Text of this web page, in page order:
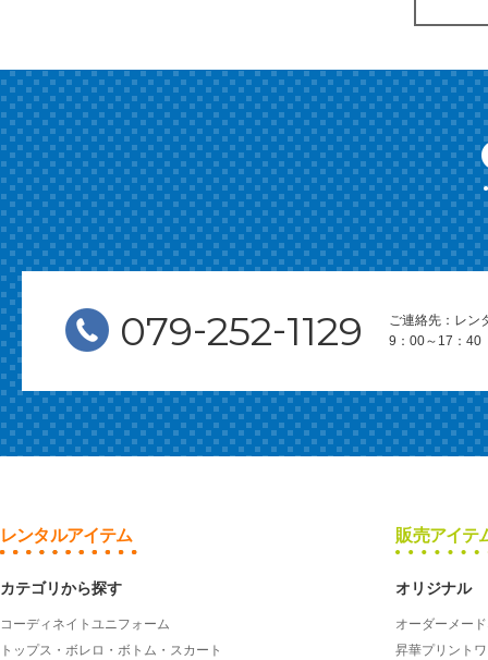
079-252-1129
ご連絡先：レン
9：00～17：
レンタルアイテム
カテゴリから探す
コーディネイトユニフォーム
トップス・ボレロ・ボトム・スカート
販売アイテ
オリジナル
オーダーメー
昇華プリント